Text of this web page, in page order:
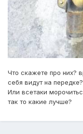
Что скажете про них?
себя видут на
Или всетаки
так то какие лучше?